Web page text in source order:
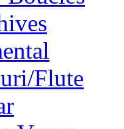
Flute